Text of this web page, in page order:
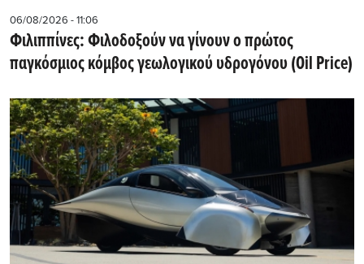
06/08/2026 - 11:06
Φιλιππίνες: Φιλοδοξούν να γίνουν ο πρώτος
παγκόσμιος κόμβος γεωλογικού υδρογόνου (Oil Price)